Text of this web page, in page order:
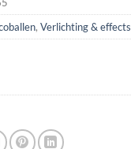
, Verlichting & effects